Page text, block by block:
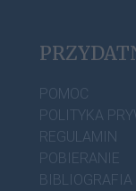
POMOC
POLITYKA
REGULAMIN
POBIERANIE
BIBLIOGRAFIA